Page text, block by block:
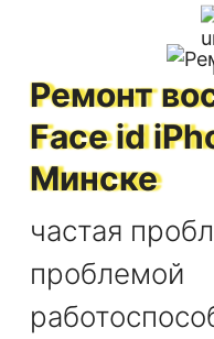
Ремонт
Face id
Минске
частая
проблемой